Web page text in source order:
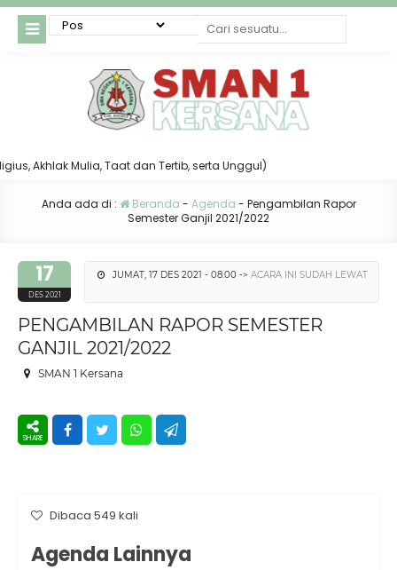
Akhlak Mulia, Taat dan Tertib, serta Unggul)
Anda ada di : Beranda - Agenda - Pengambilan Rapor
Semester Ganjil 2021/2022
17
DES 2021
JUMAT, 17 DES 2021 - 08:00 -> ACARA INI SUDAH LEWAT
PENGAMBILAN RAPOR SEMESTER
GANJIL 2021/2022
SMAN 1 Kersana
Dibaca 549 kali
Agenda Lainnya